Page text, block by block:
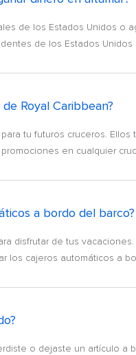
de los Estados Unidos o
de los Estados Unidos
Royal Caribbean?
tu futuros cruceros.
en cualquier
a bordo del barco?
disfrutar de tus
los cajeros automáticos a
o dejaste un artículo